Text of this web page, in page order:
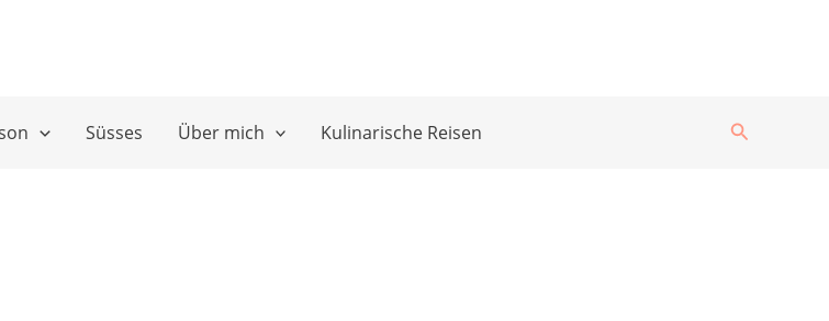
Süsses Über mich Kulinarische Reisen Suchen